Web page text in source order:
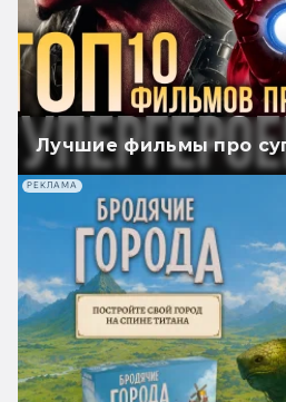
Лучшие фильмы про
РЕКЛАМА